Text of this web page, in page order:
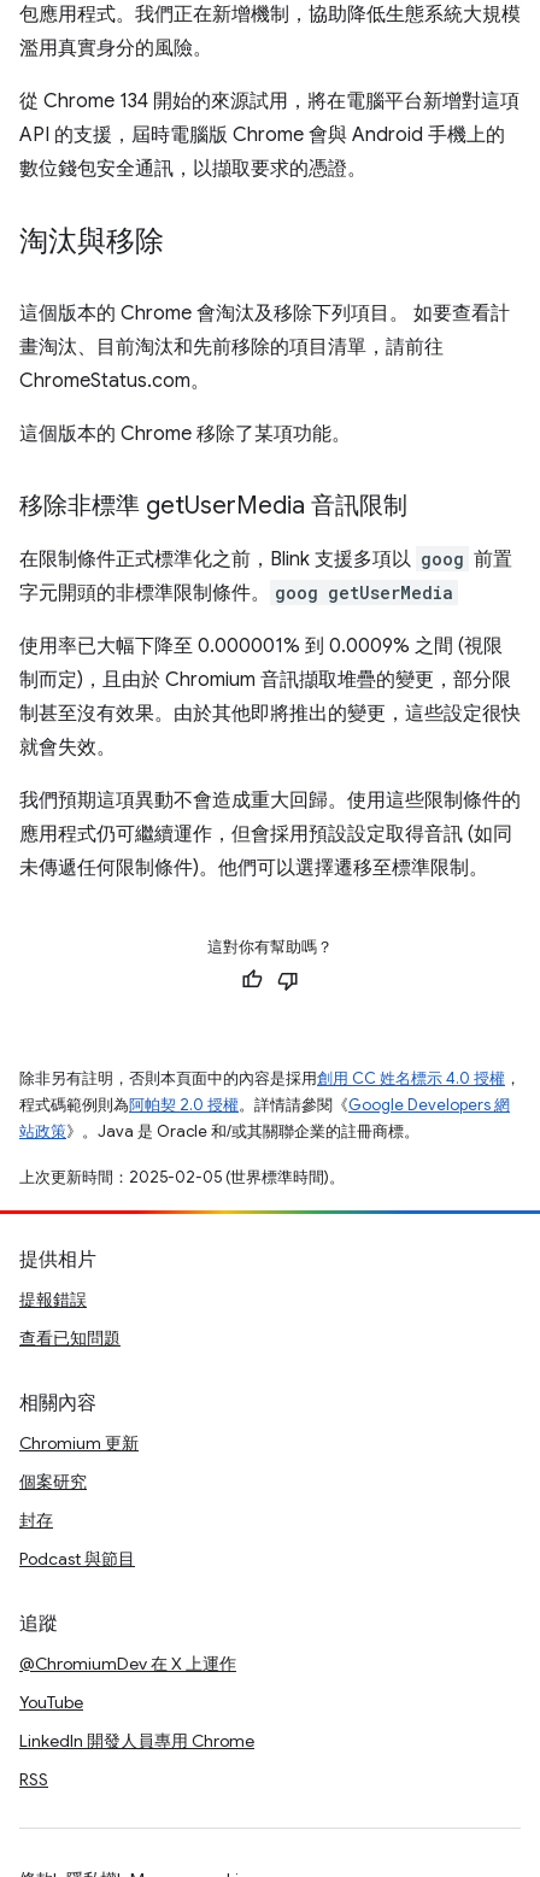
包應用程式。我們正在新增機制，協助降低生態系統大規模
濫用真實身分的風險。
從 Chrome 134 開始的來源試用，將在電腦平台新增對這項
API 的支援，屆時電腦版 Chrome 會與 Android 手機上的
數位錢包安全通訊，以擷取要求的憑證。
淘汰與移除
這個版本的 Chrome 會淘汰及移除下列項目。 如要查看計
畫淘汰、目前淘汰和先前移除的項目清單，請前往
ChromeStatus.com。
這個版本的 Chrome 移除了某項功能。
移除非標準 getUserMedia 音訊限制
在限制條件正式標準化之前，Blink 支援多項以 goog 前置
字元開頭的非標準限制條件。
goog getUserMedia
使用率已大幅下降至 0.000001% 到 0.0009% 之間 (視限
制而定)，且由於 Chromium 音訊擷取堆疊的變更，部分限
制甚至沒有效果。由於其他即將推出的變更，這些設定很快
就會失效。
我們預期這項異動不會造成重大回歸。使用這些限制條件的
應用程式仍可繼續運作，但會採用預設設定取得音訊 (如同
未傳遞任何限制條件)。他們可以選擇遷移至標準限制。
這對你有幫助嗎？
除非另有註明，否則本頁面中的內容是採用創用 CC 姓名標示 4.0 授權 ，
程式碼範例則為阿帕契 2.0 授權。詳情請參閱《Google Developers 網
站政策》。Java 是 Oracle 和/或其關聯企業的註冊商標。
上次更新時間：2025-02-05 (世界標準時間)。
提供相片
提報錯誤
查看已知問題
相關內容
Chromium 更新
個案研究
封存
Podcast 與節目
追蹤
@ChromiumDev 在 X 上運作
YouTube
LinkedIn 開發人員專用 Chrome
RSS